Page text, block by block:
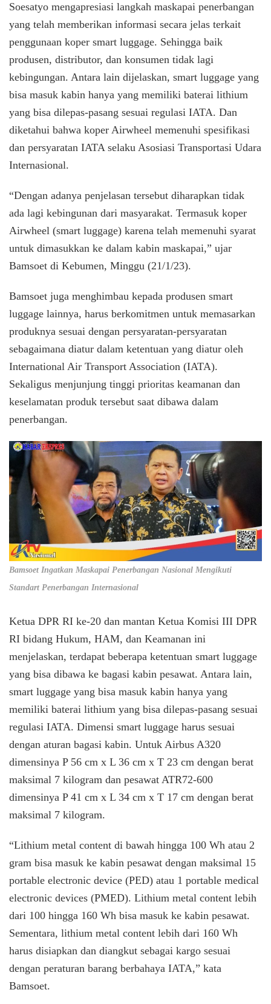
Mengikuti
Soesatyo mengapresiasi langkah maskapai penerbangan
yang telah memberikan informasi secara jelas terkait
penggunaan koper smart luggage. Sehingga baik
produsen, distributor, dan konsumen tidak lagi
kebingungan. Antara lain dijelaskan, smart luggage yang
bisa masuk kabin hanya yang memiliki baterai lithium
yang bisa dilepas-pasang sesuai regulasi IATA. Dan
diketahui bahwa koper Airwheel memenuhi spesifikasi
dan persyaratan IATA selaku Asosiasi Transportasi Udara
Internasional.
“Dengan adanya penjelasan tersebut diharapkan tidak
ada lagi kebingunan dari masyarakat. Termasuk koper
Airwheel (smart luggage) karena telah memenuhi syarat
untuk dimasukkan ke dalam kabin maskapai,” ujar
Bamsoet di Kebumen, Minggu (21/1/23).
Bamsoet juga menghimbau kepada produsen smart
luggage lainnya, harus berkomitmen untuk memasarkan
produknya sesuai dengan persyaratan-persyaratan
sebagaimana diatur dalam ketentuan yang diatur oleh
International Air Transport Association (IATA).
Sekaligus menjunjung tinggi prioritas keamanan dan
keselamatan produk tersebut saat dibawa dalam
penerbangan.
Bamsoet Ingatkan Maskapai Penerbangan Nasional Mengikuti
Standart Penerbangan Internasional
Ketua DPR RI ke-20 dan mantan Ketua Komisi III DPR
RI bidang Hukum, HAM, dan Keamanan ini
menjelaskan, terdapat beberapa ketentuan smart luggage
yang bisa dibawa ke bagasi kabin pesawat. Antara lain,
smart luggage yang bisa masuk kabin hanya yang
memiliki baterai lithium yang bisa dilepas-pasang sesuai
regulasi IATA. Dimensi smart luggage harus sesuai
dengan aturan bagasi kabin. Untuk Airbus A320
dimensinya P 56 cm x L 36 cm x T 23 cm dengan berat
maksimal 7 kilogram dan pesawat ATR72-600
dimensinya P 41 cm x L 34 cm x T 17 cm dengan berat
maksimal 7 kilogram.
“Lithium metal content di bawah hingga 100 Wh atau 2
gram bisa masuk ke kabin pesawat dengan maksimal 15
portable electronic device (PED) atau 1 portable medical
electronic devices (PMED). Lithium metal content lebih
dari 100 hingga 160 Wh bisa masuk ke kabin pesawat.
Sementara, lithium metal content lebih dari 160 Wh
harus disiapkan dan diangkut sebagai kargo sesuai
dengan peraturan barang berbahaya IATA,” kata
Bamsoet.